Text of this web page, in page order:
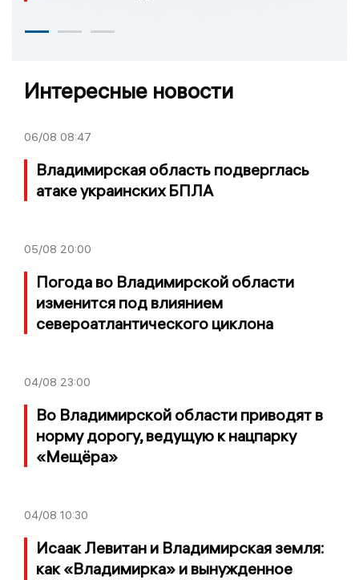
Интересные новости
06/08 08:47
Владимирская область подверглась
атаке украинских БПЛА
05/08 20:00
Погода во Владимирской области
изменится под влиянием
североатлантического циклона
04/08 23:00
Во Владимирской области приводят в
норму дорогу, ведущую к нацпарку
«Мещёра»
04/08 10:30
Исаак Левитан и Владимирская земля:
как «Владимирка» и вынужденное